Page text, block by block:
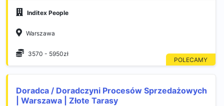
Inditex People
Warszawa
3570 - 5950zł
Doradca / Doradczyni Procesów Sprzedażowych
| Warszawa | Złote Tarasy